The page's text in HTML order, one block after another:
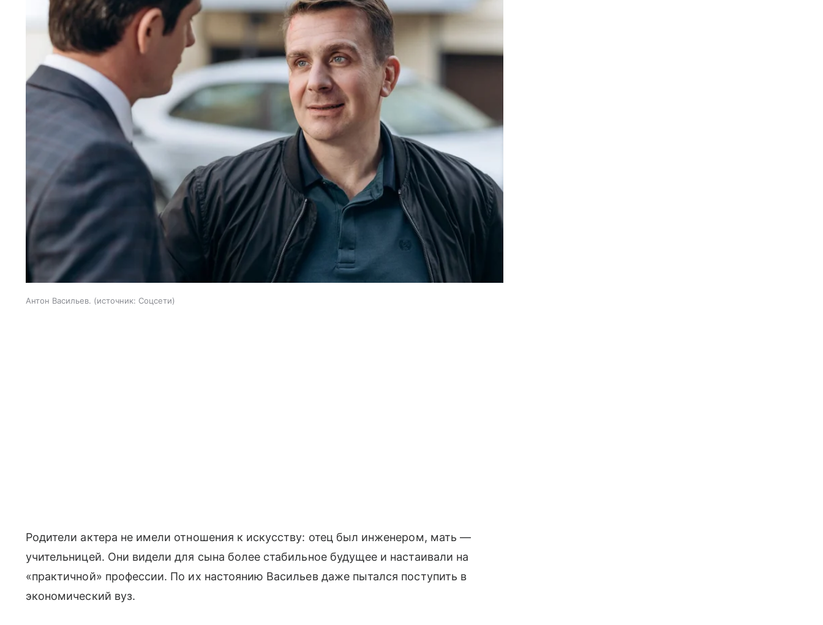
Антон Васильев. источник: Соцсети
Родители актера не имели отношения к искусству: отец был инженером, мать —
учительницей. Они видели для сына более стабильное будущее и настаивали на
«практичной» профессии. По их настоянию Васильев даже пытался поступить в
экономический вуз.